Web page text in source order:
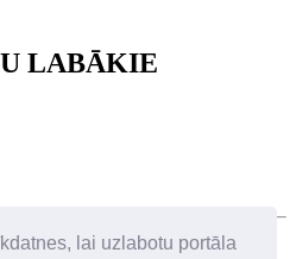
lai uzlabotu portāla
LABĀKIE